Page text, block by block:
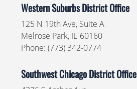
Western Suburbs District Office
125 N 19th Ave, Suite A
Melrose Park, IL60160
Phone: (773) 342-0774
Southwest Chicago District Office